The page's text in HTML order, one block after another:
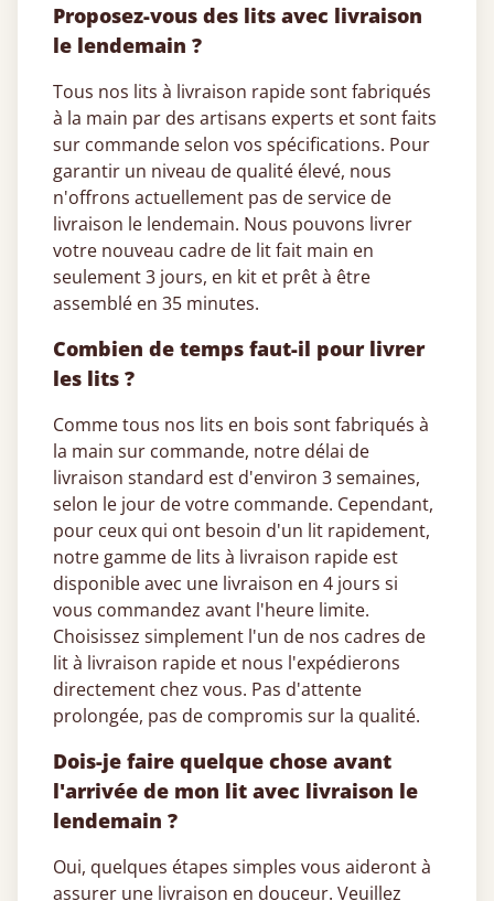
Proposez-vous des lits avec livraison
le lendemain ?
Tous nos lits à livraison rapide sont fabriqués
à la main par des artisans experts et sont faits
sur commande selon vos spécifications. Pour
garantir un niveau de qualité élevé, nous
n'offrons actuellement pas de service de
livraison le lendemain. Nous pouvons livrer
votre nouveau cadre de lit fait main en
seulement 3 jours, en kit et prêt à être
assemblé en 35 minutes.
Combien de temps faut-il pour livrer
les lits ?
Comme tous nos lits en bois sont fabriqués à
la main sur commande, notre délai de
livraison standard est d'environ 3 semaines,
selon le jour de votre commande. Cependant,
pour ceux qui ont besoin d'un lit rapidement,
notre gamme de lits à livraison rapide est
disponible avec une livraison en 4 jours si
vous commandez avant l'heure limite.
Choisissez simplement l'un de nos cadres de
lit à livraison rapide et nous l'expédierons
directement chez vous. Pas d'attente
prolongée, pas de compromis sur la qualité.
Dois-je faire quelque chose avant
l'arrivée de mon lit avec livraison le
lendemain ?
Oui, quelques étapes simples vous aideront à
assurer une livraison en douceur. Veuillez